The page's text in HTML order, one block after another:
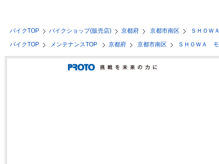
バイクTOP バイクショップ(販売店) 京都府 京都市南区
ＳＨＯＷ
バイクTOP
メンテナンスTOP 京都府 京都市南区 ＳＨＯＷＡ